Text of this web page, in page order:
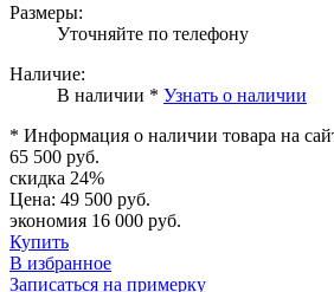
Размеры:
Уточняйте по телефону
Наличие:
В наличии * Узнать о наличии
* Информация о наличии товара на
65 500 руб.
скидка 24%
Цена: 49 500 руб.
экономия 16 000 руб.
Купить
В избранное
Записаться на примерку